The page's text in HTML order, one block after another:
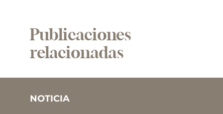
Publicaciones
relacionadas
NOTICIA